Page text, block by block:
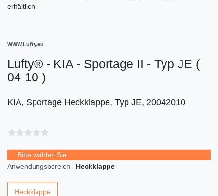
erhältlich.
WWW.Lufty.eu
Lufty® - KIA - Sportage II - Typ JE (
04-10 )
KIA, Sportage Heckklappe, Typ JE, 20042010
Bitte wählen Sie
Anwendungsbereich : Heckklappe
Heckklappe